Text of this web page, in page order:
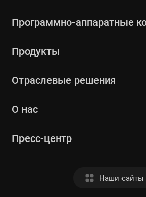
Программно-аппаратные
Продукты
Отраслевые решения
О нас
Пресс-центр
Наши сайты